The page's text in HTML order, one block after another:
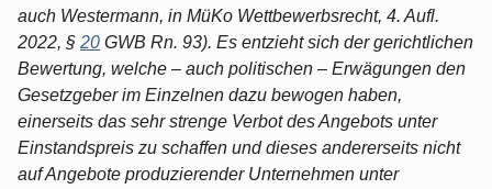
auch Westermann, in MüKo Wettbewerbsrecht, 4. Aufl.
2022, § 20 GWB Rn. 93). Es entzieht sich der gerichtlichen
Bewertung, welche – auch politischen – Erwägungen den
Gesetzgeber im Einzelnen dazu bewogen haben,
einerseits das sehr strenge Verbot des Angebots unter
Einstandspreis zu schaffen und dieses andererseits nicht
auf Angebote produzierender Unternehmen unter